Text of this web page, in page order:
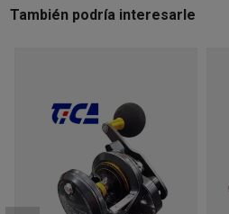
También podría interesarle